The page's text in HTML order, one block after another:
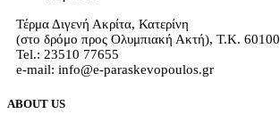
Τέρμα Διγενή Ακρίτα, Κατερίνη
(στο δρόμο προς Ολυμπιακή Ακτή), Τ.Κ. 60100
Tel.: 23510 77655
e-mail: info@e-paraskevopoulos.gr
ABOUT US